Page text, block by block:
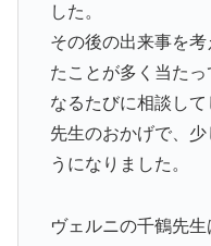
した。
その後の出来事を
たことが多く当た
なるたびに相談して
先生のおかげで、
うになりました。
ヴェルニの千鶴先